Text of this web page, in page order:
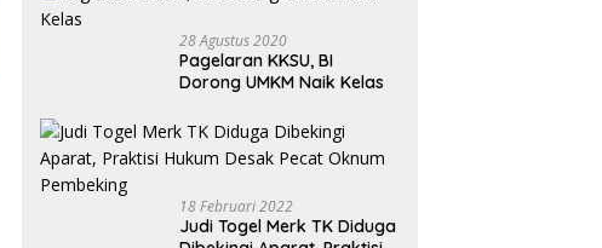
28 Agustus 2020
Pagelaran KKSU, BI
Dorong UMKM Naik Kelas
18 Februari 2022
Judi Togel Merk TK Diduga